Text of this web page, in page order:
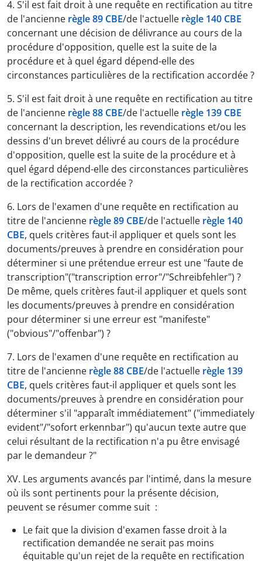
4. S'il est fait droit à une requête en rectification au titre
de l'ancienne règle 89 CBE/de l'actuelle règle 140 CBE
concernant une décision de délivrance au cours de la
procédure d'opposition, quelle est la suite de la
procédure et à quel égard dépend-elle des
circonstances particulières de la rectification accordée ?
5. S'il est fait droit à une requête en rectification au titre
de l'ancienne règle 88 CBE/de l'actuelle règle 139 CBE
concernant la description, les revendications et/ou les
dessins d'un brevet délivré au cours de la procédure
d'opposition, quelle est la suite de la procédure et à
quel égard dépend-elle des circonstances particulières
de la rectification accordée ?
6. Lors de l'examen d'une requête en rectification au
titre de l'ancienne règle 89 CBE/de l'actuelle règle 140
CBE, quels critères faut-il appliquer et quels sont les
documents/preuves à prendre en considération pour
déterminer si une prétendue erreur est une "faute de
transcription"("transcription error"/"Schreibfehler") ?
De même, quels critères faut-il appliquer et quels sont
les documents/preuves à prendre en considération
pour déterminer si une erreur est "manifeste"
("obvious"/"offenbar") ?
7. Lors de l'examen d'une requête en rectification au
titre de l'ancienne règle 88 CBE/de l'actuelle règle 139
CBE, quels critères faut-il appliquer et quels sont les
documents/preuves à prendre en considération pour
déterminer s'il "apparaît immédiatement" ("immediately
evident"/"sofort erkennbar") qu'aucun texte autre que
celui résultant de la rectification n'a pu être envisagé
par le demandeur ?"
XV. Les arguments avancés par l'intimé, dans la mesure
où ils sont pertinents pour la présente décision,
peuvent se résumer comme suit :
Le fait que la division d'examen fasse droit à la
rectification demandée ne serait pas moins
équitable qu'un rejet de la requête en rectification